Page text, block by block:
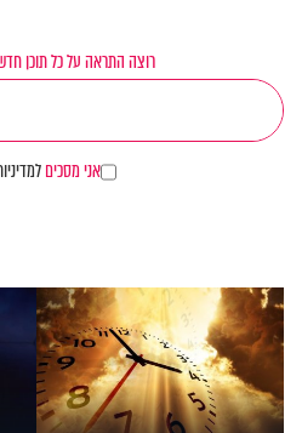
רוצה התראה על כל תוכן
אני מסכים